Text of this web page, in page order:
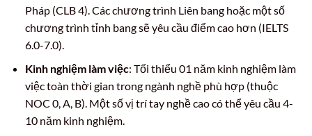
Pháp (CLB 4). Các chương trình Liên bang hoặc một số
chương trình tỉnh bang sẽ yêu cầu điểm cao hơn (IELTS
6.0-7.0).
Kinh nghiệm làm việc: Tối thiểu 01 năm kinh nghiệm làm
việc toàn thời gian trong ngành nghề phù hợp (thuộc
NOC 0, A, B). Một số vị trí tay nghề cao có thể yêu cầu 4-
10 năm kinh nghiệm.